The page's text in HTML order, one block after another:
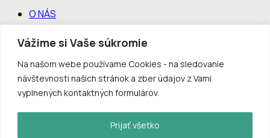
Vážime si Vaše súkromie
Na našom webe používame Cookies - na sledovanie
návštevnosti našich stránok a zber údajov z Vami
vyplnených kontaktných formulárov.
Prijať všetko
O NÁS
KONTAKT
Facebook
Instagram
FAKTURAČNÉ ÚDAJE:
Lectus s.r.o., Limbová 3056/11, 010 07 Žilina
IČO 44 017 464 / IČ DPH SK2022550618
IBAN: SK84 0200 0000 0024 2755 8459 / BIC: SUBASKBX